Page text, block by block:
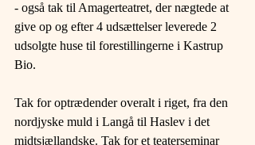
- også tak til Amagerteatret, der nægtede at
give op og efter 4 udsættelser leverede 2
udsolgte huse til forestillingerne i Kastrup
Bio.
Tak for optrædender overalt i riget, fra den
nordjyske muld i Langå til Haslev i det
midtsjællandske. Tak for et teaterseminar